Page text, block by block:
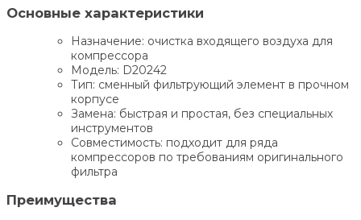
Основные характеристики
Назначение: очистка входящего воздуха для
компрессора
Модель: D20242
Тип: сменный фильтрующий элемент в прочном
корпусе
Замена: быстрая и простая, без специальных
инструментов
Совместимость: подходит для ряда
компрессоров по требованиям оригинального
фильтра
Преимущества